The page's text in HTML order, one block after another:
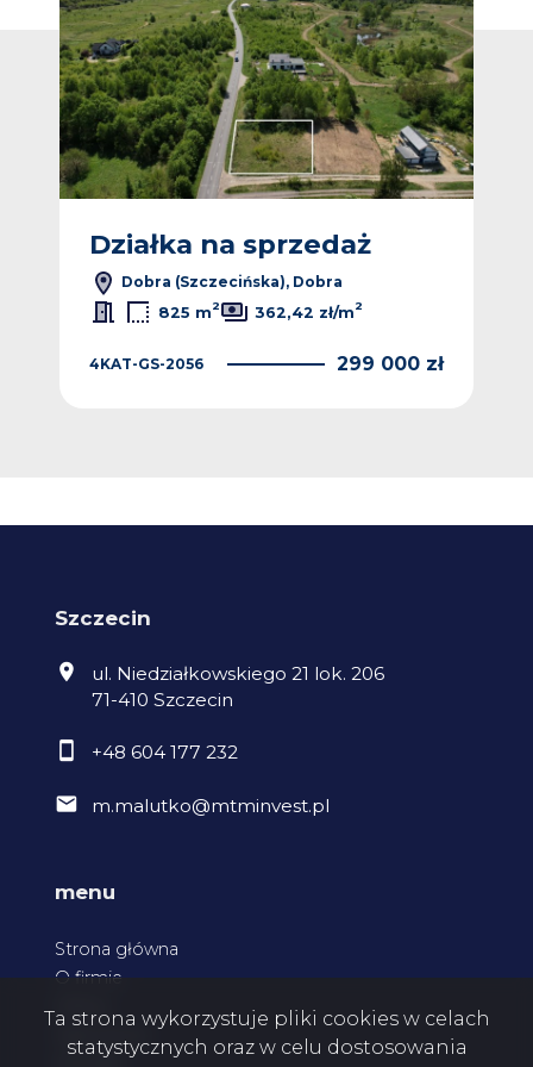
Działka na sprzedaż
Dobra (Szczecińska), Dobra
825 m2 362,42 zł/m2
4KAT-GS-2056 299 000 zł
Szczecin
ul. Niedziałkowskiego 21 lok. 206
71-410 Szczecin
+48 604 177 232
m.malutko@mtminvest.pl
menu
Strona główna
O firmie
Ta strona wykorzystuje pliki cookies w celach
statystycznych oraz w celu dostosowania